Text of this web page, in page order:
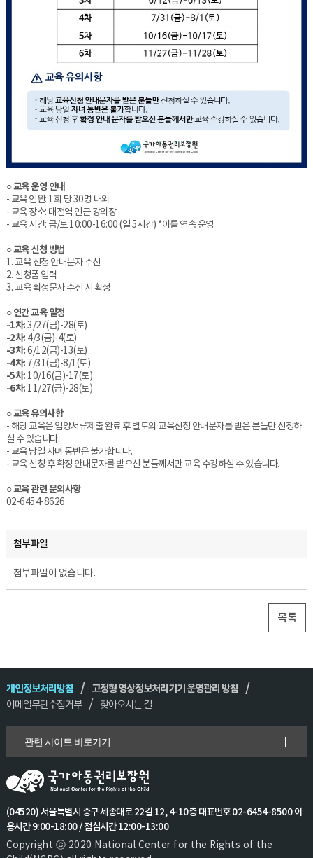
○ 교육 운영 안내
- 교육 인원: 1회 당 30명 내외
- 교육 장소: 대전역 인근 강의장
- 교육 시간: 금/토 10:00-16:00 (일 5시간) *이틀 연속 운영
○ 교육 신청 방법
1. 교육 신청 안내문자 수신
2. 신청폼 입력
3. 교육 확정문자 수신 시 확정
○ 연간 교육 일정
-1차:3/27(금)-28(토)
-2차: 4/3(금)-4(토)
-3차:6/12(금)-13(토)
-4차: 7/31(금)-8/1(토)
-5차: 10/16(금)-17(토)
-6차: 11/27(금)-28(토)
○ 교육 유의사항
- 해당 교육은 입양서류제출 완료 후 별도의 교육신청 안내문자를 받은 분들만 신청하
실 수 있습니다.
- 교육 당일 자녀 동반은 불가합니다.
- 교육 신청 후 확정 안내문자를 받으신 분들께서만 교육 수강하실 수 있습니다.
○ 교육 관련 문의사항
02-6454-8626
첨부파일
첨부파일이 없습니다.
목록
개인정보처리방침
고정형 영상정보처리기기 운영관리 방침
이메일무단수집거부
찾아오시는 길
관련 사이트 바로가기
(04520) 서울특별시 중구 세종대로 22길 12, 4-10층 대표번호 02-6454-8500 이
용시간 9:00-18:00 / 점심시간 12:00-13:00
Copyright ⓒ 2020 National Center for the Rights of the